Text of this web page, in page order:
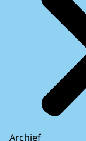
Archief